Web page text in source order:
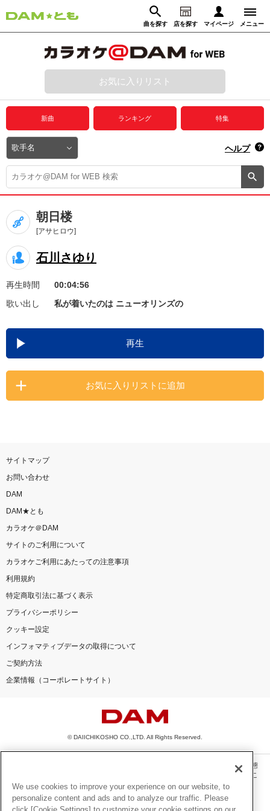
曲を探す 店を探す マイページ メニュー
動画からさがす 録音からさがす
ログイン
プレミアムサービス
DAM★とも動画
DAM★とも録音
カラオケ＠DAM
ユーザー検索
キャンペーン
お知らせ よくあるご質問
DAMの新曲・ランキングなど
カラオケ最新情報をチェック！
お気に入りリスト
新曲 ランキング 特集
ヘルプ
朝日楼
[アサヒロウ]
石川さゆり
再生時間
00:04:56
歌い出し
私が着いたのは ニューオリンズの
再生
お気に入りリストに追加
サイトマップ
お問い合わせ
DAM
DAM★とも
カラオケ＠DAM
サイトのご利用について
カラオケご利用にあたっての注意事項
利用規約
特定商取引法に基づく表示
プライバシーポリシー
クッキー設定
インフォマティブデータの取得について
ご契約方法
企業情報（コーポレートサイト）
© DAIICHIKOSHO CO.,LTD. All Rights Reserved.
このサイトに掲載されている一切の文章・画像・写真・動画・音声等を、手段や形態
を問わず、著作権法の定める範囲を超えて無断で複製、転載、ファイル化などするこ
とを禁じます。
楽曲及びコンテンツは、機種によりご利用いただけない場合があります。
We use cookies to improve your experience on our website, to
personalize content and ads and to analyze our traffic. Please